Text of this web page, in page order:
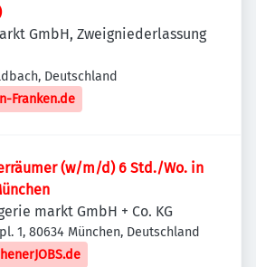
GmbH, Zweigniederlassung
Deutschland
Franken.de
(w/m/d) 6 Std./Wo. in
markt GmbH + Co. KG
1, 80634 München, Deutschland